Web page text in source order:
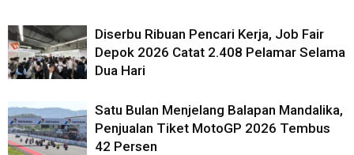
Diserbu Ribuan Pencari Kerja, Job Fair
Depok 2026 Catat 2.408 Pelamar Selama
Dua Hari
Satu Bulan Menjelang Balapan Mandalika,
Penjualan Tiket MotoGP 2026 Tembus
42 Persen